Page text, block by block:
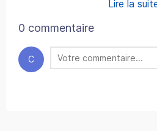
Lire la
0 commentaire
C